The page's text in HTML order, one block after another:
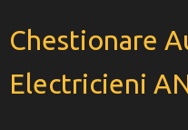
Chestionare
Electricieni